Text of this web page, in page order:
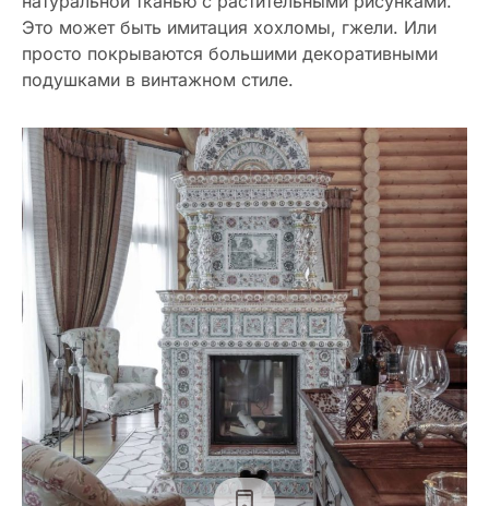
Это может быть имитация хохломы, гжели. Или
просто покрываются большими декоративными
подушками в винтажном стиле.